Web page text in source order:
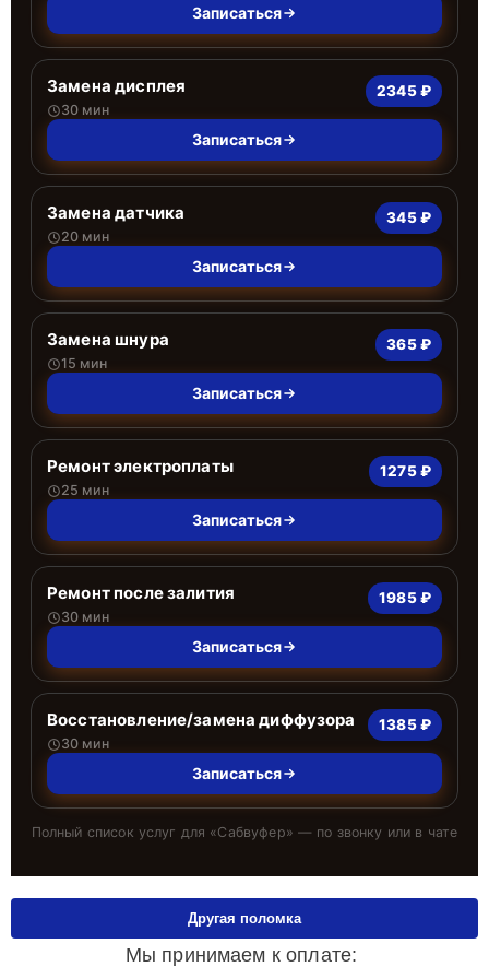
Записаться
Замена дисплея
30 мин
2345 ₽
Записаться
Замена датчика
20 мин
345 ₽
Записаться
Замена шнура
15 мин
365 ₽
Записаться
Ремонт электроплаты
25 мин
1275 ₽
Записаться
Ремонт после залития
30 мин
1985 ₽
Записаться
Восстановление/замена диффузора
30 мин
1385 ₽
Записаться
Полный список услуг для «Сабвуфер» — по звонку или в чате
Мы принимаем к оплате:
Другая поломка